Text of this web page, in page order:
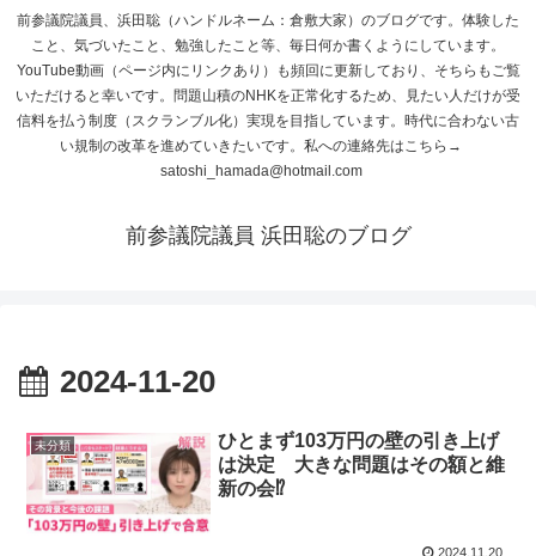
前参議院議員、浜田聡（ハンドルネーム：倉敷大家）のブログです。体験した
こと、気づいたこと、勉強したこと等、毎日何か書くようにしています。
YouTube動画（ページ内にリンクあり）も頻回に更新しており、そちらもご覧
いただけると幸いです。問題山積のNHKを正常化するため、見たい人だけが受
信料を払う制度（スクランブル化）実現を目指しています。時代に合わない古
い規制の改革を進めていきたいです。私への連絡先はこちら→
satoshi_hamada@hotmail.com
前参議院議員 浜田聡のブログ
2024-11-20
未分類
ひとまず103万円の壁の引き上げ
は決定 大きな問題はその額と維
新の会⁉
2024.11.20